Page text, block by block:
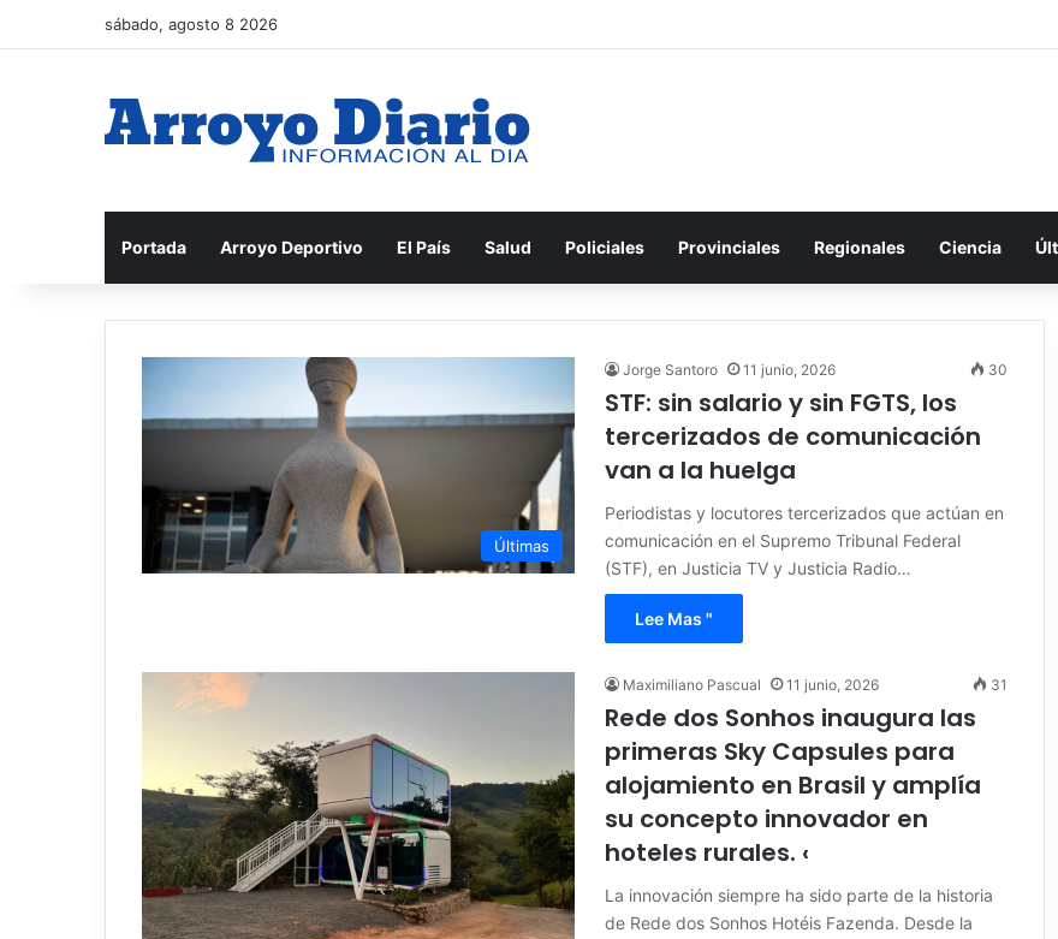
sábado, agosto 8 2026
Portada Arroyo Deportivo El País Salud Policiales Provinciales Regionales Ciencia
Últimas
Jorge Santoro 11 junio, 2026 30
STF: sin salario y sin FGTS, los
tercerizados de comunicación
van a la huelga
Periodistas y locutores tercerizados que actúan en
comunicación en el Supremo Tribunal Federal
(STF), en Justicia TV y Justicia Radio…
Lee Mas "
Maximiliano Pascual 11 junio, 2026 31
Rede dos Sonhos inaugura las
primeras Sky Capsules para
alojamiento en Brasil y amplía
su concepto innovador en
hoteles rurales. ‹
La innovación siempre ha sido parte de la historia
de Rede dos Sonhos Hotéis Fazenda. Desde la